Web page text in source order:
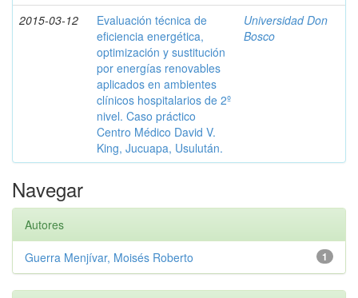
2015-03-12
Evaluación técnica de
eficiencia energética,
optimización y sustitución
por energías renovables
aplicados en ambientes
clínicos hospitalarios de 2º
nivel. Caso práctico
Centro Médico David V.
King, Jucuapa, Usulután.
Universidad Don
Bosco
Navegar
Autores
1
Guerra Menjívar, Moisés Roberto